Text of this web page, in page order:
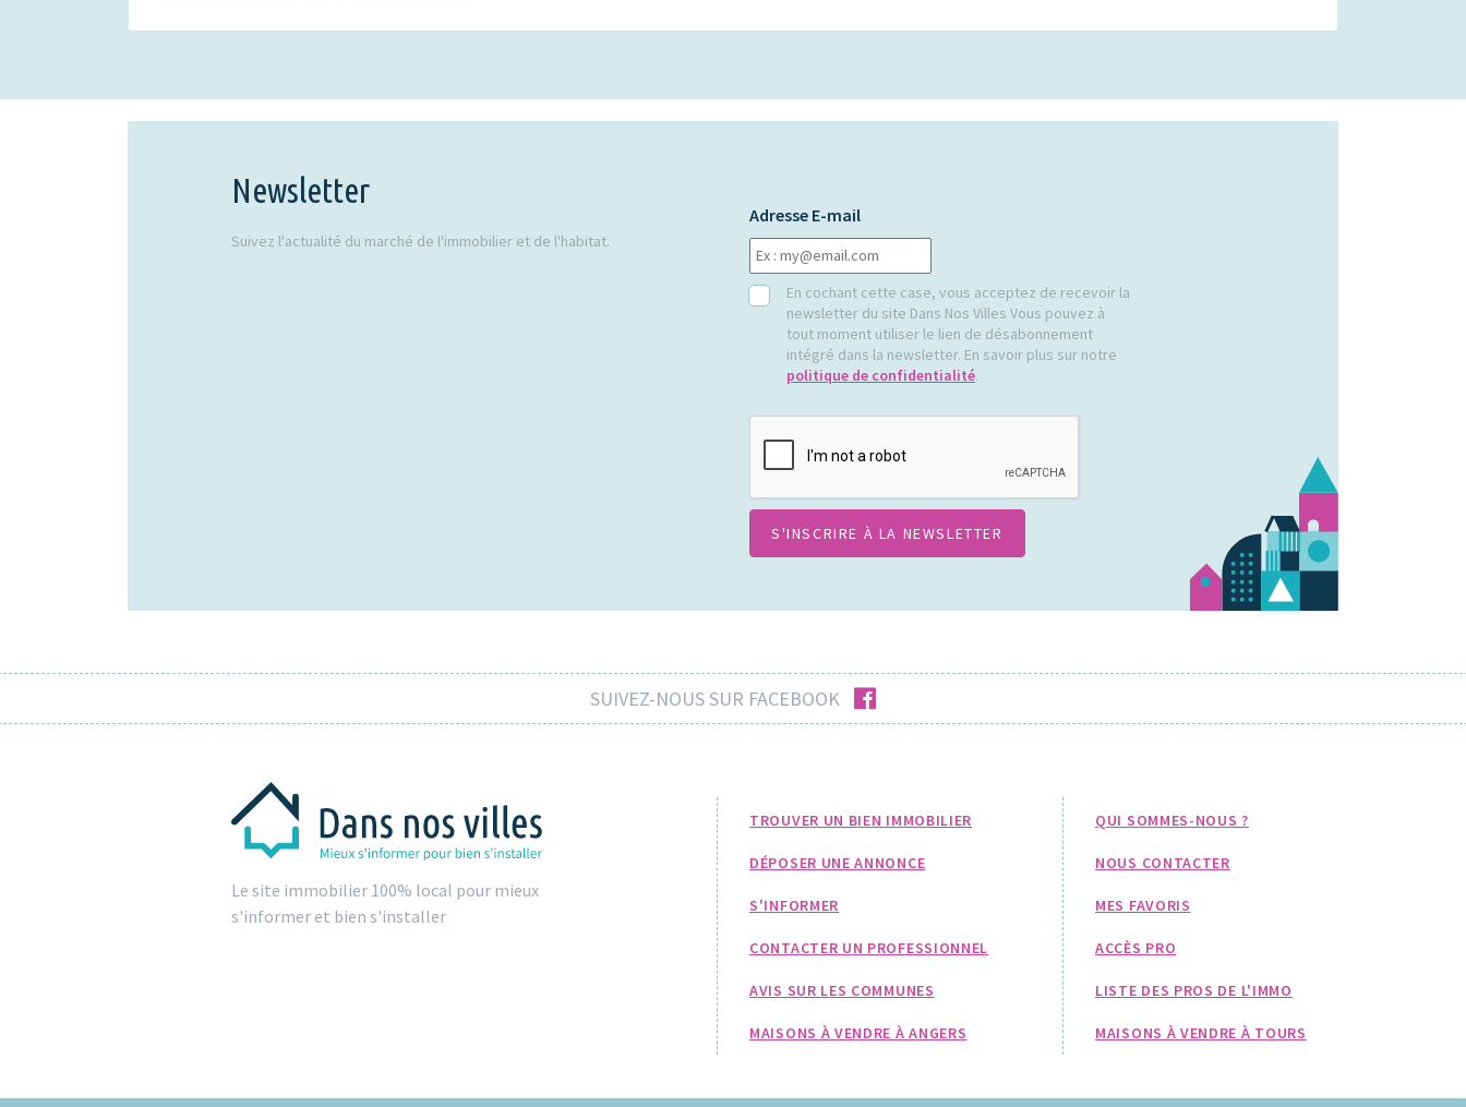
Newsletter
Suivez l'actualité du marché de l'immobilier et de l'habitat.
Adresse E-mail
RGPDEn cochant cette case, vous acceptez de recevoir la
newsletter du site Dans Nos Villes Vous pouvez à
tout moment utiliser le lien de désabonnement
intégré dans la newsletter. En savoir plus sur notre
politique de confidentialité.
SUIVEZ-NOUS SUR FACEBOOK facebook
Le site immobilier 100% local pour mieux
s'informer et bien s'installer
TROUVER UN BIEN IMMOBILIER
DÉPOSER UNE ANNONCE
S'INFORMER
CONTACTER UN PROFESSIONNEL
AVIS SUR LES COMMUNES
MAISONS À VENDRE À ANGERS
QUI SOMMES-NOUS ?
NOUS CONTACTER
MES FAVORIS
ACCÈS PRO
LISTE DES PROS DE L'IMMO
MAISONS À VENDRE À TOURS